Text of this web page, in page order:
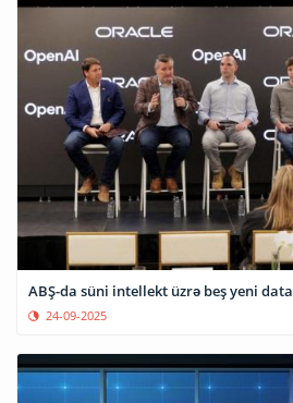
ABŞ-da süni intellekt üzrə beş yeni
24-09-2025